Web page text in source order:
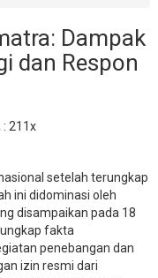
Dampak
dan Respon
: 211x
setelah terungkap
ini didominasi oleh
disampaikan pada 18
fakta
penebangan dan
izin resmi dari